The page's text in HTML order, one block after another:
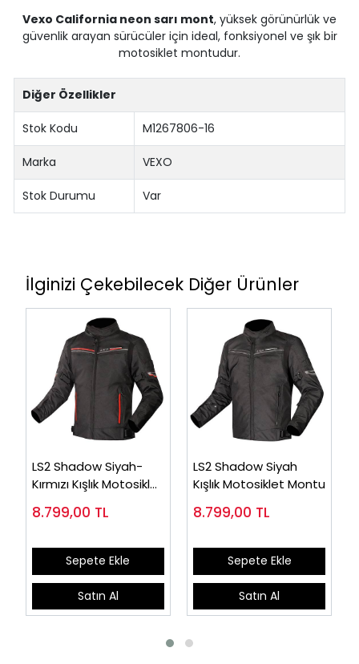
Vexo California neon sarı mont, yüksek görünürlük ve
güvenlik arayan sürücüler için ideal, fonksiyonel ve şık bir
motosiklet montudur.
Diğer Özellikler
Stok Kodu M1267806-16
Marka VEXO
Stok Durumu Var
İlginizi Çekebilecek Diğer Ürünler
LS2 Shadow Siyah-
Kırmızı Kışlık Motosiklet
8.799,00 TL
Sepete Ekle
Satın Al
LS2 Shadow Siyah
Kışlık Motosiklet Montu
8.799,00 TL
Sepete Ekle
Satın Al